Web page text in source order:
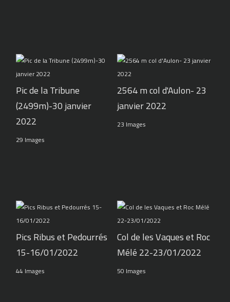
Pic de la Tribune
(2499m)-30 janvier
2022
29 Images
2564 m col d'Aulon- 23
janvier 2022
23 Images
Pics Ribus et Pedourrés
15-16/01/2022
44 Images
Col de les Vaques et Roc
Mélé 22-23/01/2022
50 Images